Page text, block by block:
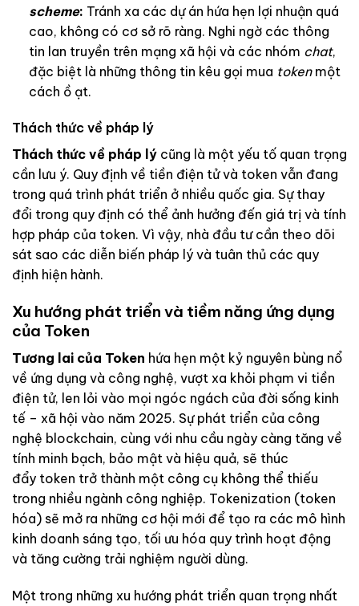
scheme: Tránh xa các dự án hứa hẹn lợi nhuận quá
cao, không có cơ sở rõ ràng. Nghi ngờ các thông
tin lan truyền trên mạng xã hội và các nhóm chat,
đặc biệt là những thông tin kêu gọi mua tokenmột
cách ồ ạt.
Thách thức về pháp lý
Thách thức về pháp lý cũng là một yếu tố quan trọng
cần lưu ý. Quy định về tiền điện tử và token vẫn đang
trong quá trình phát triển ở nhiều quốc gia. Sự thay
đổi trong quy định có thể ảnh hưởng đến giá trị và tính
hợp pháp của token. Vì vậy, nhà đầu tư cần theo dõi
sát sao các diễn biến pháp lý và tuân thủ các quy
định hiện hành.
Xu hướng phát triển và tiềm năng ứng dụng
của Token
Tương lai của Token hứa hẹn một kỷ nguyên bùng nổ
về ứng dụng và công nghệ, vượt xa khỏi phạm vi tiền
điện tử, len lỏi vào mọi ngóc ngách của đời sống kinh
tế – xã hội vào năm 2025. Sự phát triển của công
nghệ blockchain, cùng với nhu cầu ngày càng tăng về
tính minh bạch, bảo mật và hiệu quả, sẽ thúc
đẩy token trở thành một công cụ không thể thiếu
trong nhiều ngành công nghiệp. Tokenization (token
hóa) sẽ mở ra những cơ hội mới để tạo ra các mô hình
kinh doanh sáng tạo, tối ưu hóa quy trình hoạt động
và tăng cường trải nghiệm người dùng.
Một trong những xu hướng phát triển quan trọng nhất